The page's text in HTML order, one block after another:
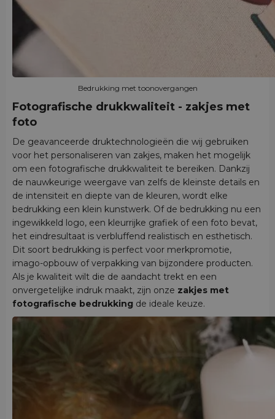
Bedrukking met toonovergangen
Fotografische drukkwaliteit - zakjes met
foto
De geavanceerde druktechnologieën die wij gebruiken
voor het personaliseren van zakjes, maken het mogelijk
om een fotografische drukkwaliteit te bereiken. Dankzij
de nauwkeurige weergave van zelfs de kleinste details en
de intensiteit en diepte van de kleuren, wordt elke
bedrukking een klein kunstwerk. Of de bedrukking nu een
ingewikkeld logo, een kleurrijke grafiek of een foto bevat,
het eindresultaat is verbluffend realistisch en esthetisch.
Dit soort bedrukking is perfect voor merkpromotie,
imago-opbouw of verpakking van bijzondere producten.
Als je kwaliteit wilt die de aandacht trekt en een
onvergetelijke indruk maakt, zijn onze zakjes met
fotografische bedrukking de ideale keuze.